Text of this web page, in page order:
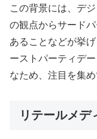
この背景には、デ
の観点からサード
あることなどが挙
ーストパーティデ
なため、注目を集め
リテールメデ